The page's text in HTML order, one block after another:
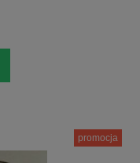
promocja